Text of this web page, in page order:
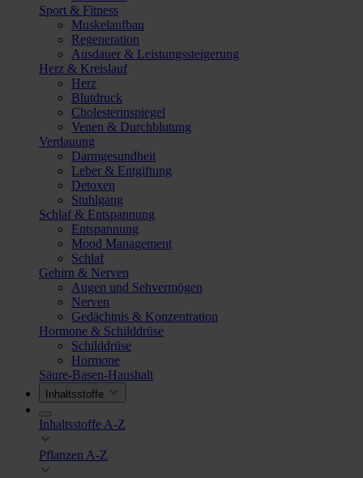
Sport & Fitness
Muskelaufbau
Regeneration
Ausdauer & Leistungssteigerung
Herz & Kreislauf
Herz
Blutdruck
Cholesterinspiegel
Venen & Durchblutung
Verdauung
Darmgesundheit
Leber & Entgiftung
Detoxen
Stuhlgang
Schlaf & Entspannung
Entspannung
Mood Management
Schlaf
Gehirn & Nerven
Augen und Sehvermögen
Nerven
Gedächtnis & Konzentration
Hormone & Schilddrüse
Schilddrüse
Hormone
Säure-Basen-Haushalt
Inhaltsstoffe
Inhaltsstoffe A-Z
Pflanzen A-Z